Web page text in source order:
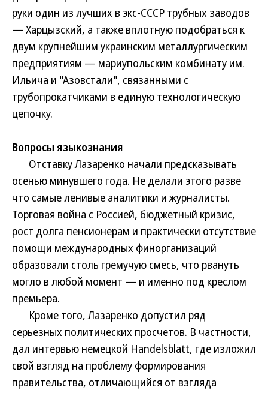
руки один из лучших в экс-СССР трубных заводов
— Харцызский, а также вплотную подобраться к
двум крупнейшим украинским металлургическим
предприятиям — мариупольским комбинату им.
Ильича и "Азовстали", связанными с
трубопрокатчиками в единую технологическую
цепочку.
Вопросы языкознания
Отставку Лазаренко начали предсказывать
осенью минувшего года. Не делали этого разве
что самые ленивые аналитики и журналисты.
Торговая война с Россией, бюджетный кризис,
рост долга пенсионерам и практически отсутствие
помощи международных финорганизаций
образовали столь гремучую смесь, что рвануть
могло в любой момент — и именно под креслом
премьера.
Кроме того, Лазаренко допустил ряд
серьезных политических просчетов. В частности,
дал интервью немецкой Handelsblatt, где изложил
свой взгляд на проблему формирования
правительства, отличающийся от взгляда